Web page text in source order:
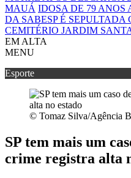
MAUÁ IDOSA DE 79
DA SABESP É SEPULTADA
CEMITÉRIO JARDIM
EM ALTA
MENU
Esporte
© Tomaz Silva/Agência
SP tem mais um
crime registra alta